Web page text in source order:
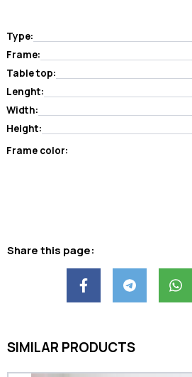
Type:
Frame:
Table top:
Lenght:
Width:
Height:
Frame color:
Share this page:
SIMILAR PRODUCTS